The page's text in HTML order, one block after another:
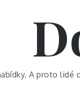
A proto